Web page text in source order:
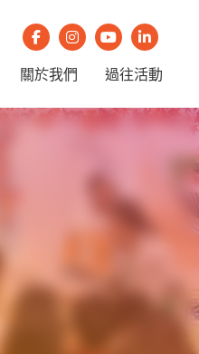
我們的Facebook
我們的Instagram
我們的我們的
關於我們 過往活動